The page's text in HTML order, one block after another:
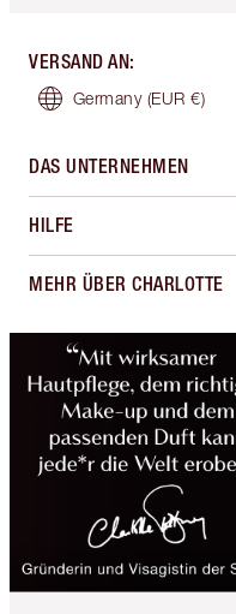
VERSAND AN:
Germany (EUR €)
DAS UNTERNEHMEN
HILFE
MEHR ÜBER CHARLOTTE